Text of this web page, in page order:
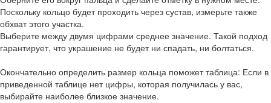
Поскольку кольцо будет проходить через сустав, измерьте также
обхват этого участка.
Выберите между двумя цифрами среднее значение. Такой подход
гарантирует, что украшение не будет ни спадать, ни болтаться.
Окончательно определить размер кольца поможет таблица: Если в
приведенной таблице нет цифры, которая получилась у вас,
выбирайте наиболее близкое значение.